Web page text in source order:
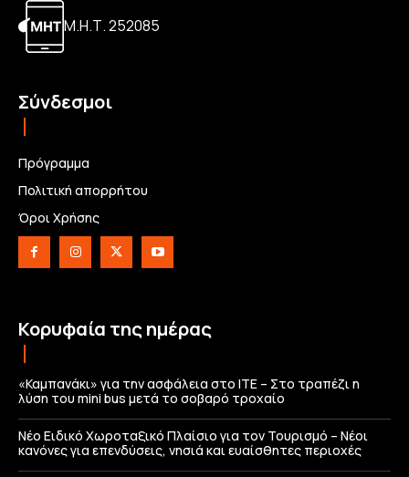
Μ.Η.Τ. 252085
Σύνδεσμοι
Πρόγραμμα
Πολιτική απορρήτου
Όροι Χρήσης
Κορυφαία της ημέρας
«Καμπανάκι» για την ασφάλεια στο ΙΤΕ – Στο τραπέζι η
λύση του mini bus μετά το σοβαρό τροχαίο
Νέο Ειδικό Χωροταξικό Πλαίσιο για τον Τουρισμό – Νέοι
κανόνες για επενδύσεις, νησιά και ευαίσθητες περιοχές